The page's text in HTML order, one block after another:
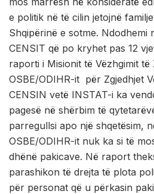
e politik në të cilin jetojnë
Shqipërinë e sotme. Ndodhemi
CENSIT që po kryhet pas 12
raporti i Misionit të Vëzhgimit të
OSBE/ODIHR-it për Zgjedhjet
CENSIN vetë INSTAT-i ka
pagesë në shërbim të
parregullsi apo një shqetësim,
OSBE/ODIHR-it nuk ka si të
dhënë pakicave. Në raport
parashikon të drejta të plota
për personat që u përkasin